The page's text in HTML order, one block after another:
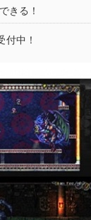
きる！
付中！